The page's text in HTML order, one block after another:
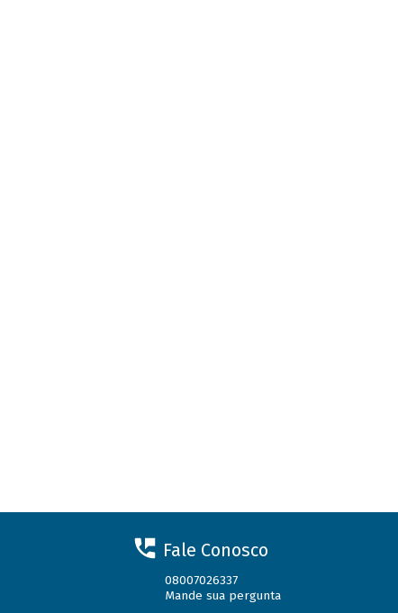
Fale Conosco
08007026337
Mande sua pergunta